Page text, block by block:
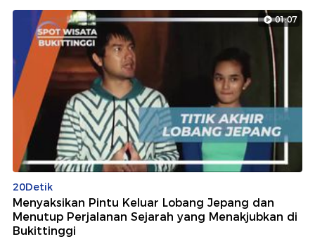
01:07
20Detik
Menyaksikan Pintu Keluar Lobang Jepang dan
Menutup Perjalanan Sejarah yang Menakjubkan di
Bukittinggi